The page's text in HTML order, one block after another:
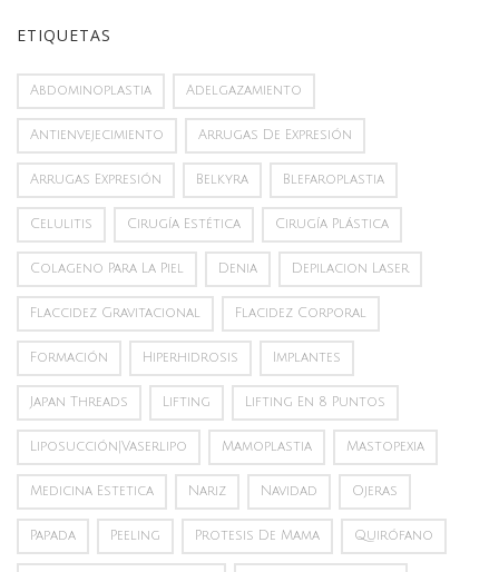
ETIQUETAS
Abdominoplastia Adelgazamiento
Antienvejecimiento Arrugas De Expresión
Arrugas Expresión Belkyra Blefaroplastia
Celulitis Cirugía Estética Cirugía Plástica
Colageno Para La Piel Denia Depilacion Laser
Flaccidez Gravitacional Flacidez Corporal
Formación Hiperhidrosis Implantes
Japan Threads Lifting Lifting En 8 Puntos
Liposucción|vaserlipo Mamoplastia Mastopexia
Medicina Estetica Nariz Navidad Ojeras
Papada Peeling Protesis De Mama Quirófano